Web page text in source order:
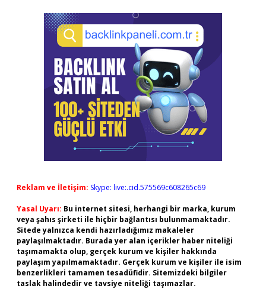
Reklam ve İletişim: Skype: live:.cid.575569c608265c69
Yasal Uyarı: Bu internet sitesi, herhangi bir marka, kurum
veya şahıs şirketi ile hiçbir bağlantısı bulunmamaktadır.
Sitede yalnızca kendi hazırladığımız makaleler
paylaşılmaktadır. Burada yer alan içerikler haber niteliği
taşımamakta olup, gerçek kurum ve kişiler hakkında
paylaşım yapılmamaktadır. Gerçek kurum ve kişiler ile isim
benzerlikleri tamamen tesadüfidir. Sitemizdeki bilgiler
taslak halindedir ve tavsiye niteliği taşımazlar.